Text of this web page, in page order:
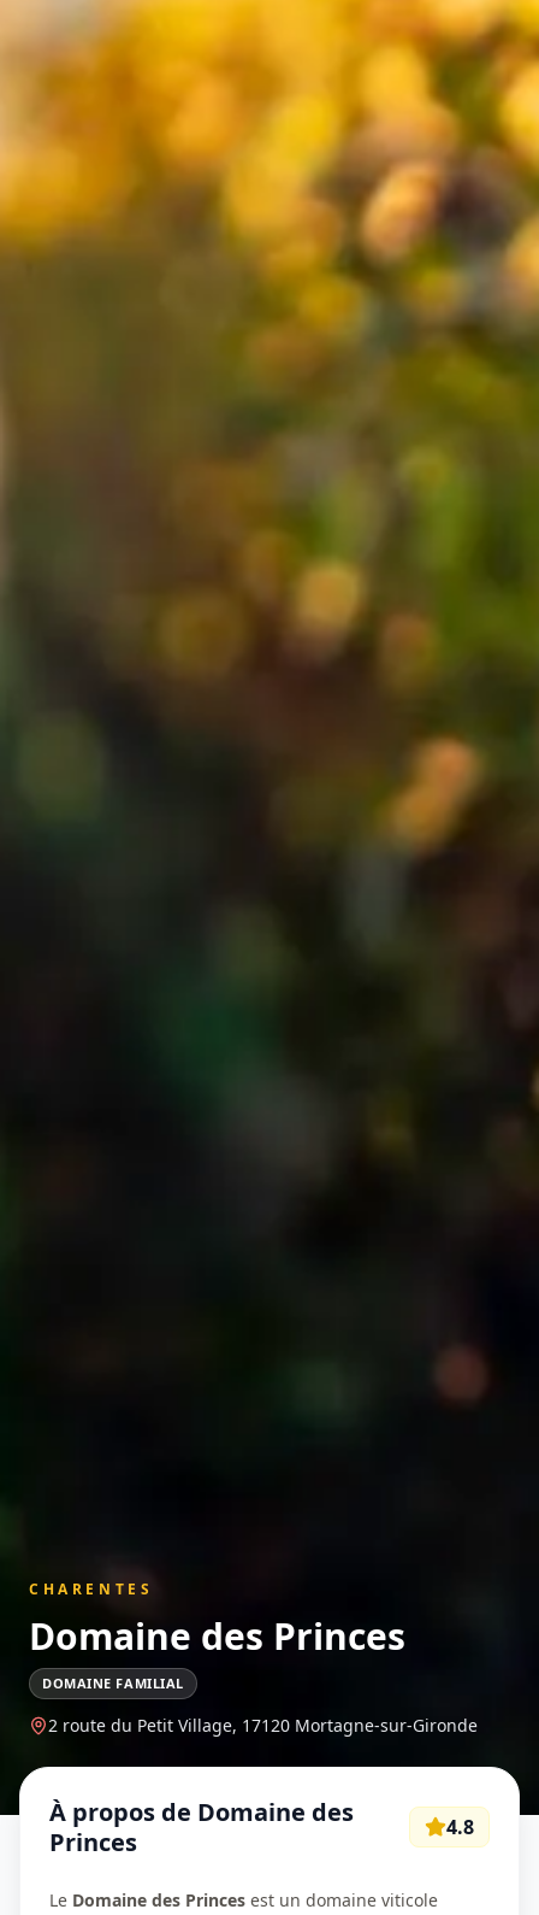
CHARENTES
Domaine des Princes
DOMAINE FAMILIAL
2 route du Petit Village, 17120 Mortagne-sur-Gironde
À propos de Domaine des
Princes
4.8
Le Domaine des Princes est un domaine viticole